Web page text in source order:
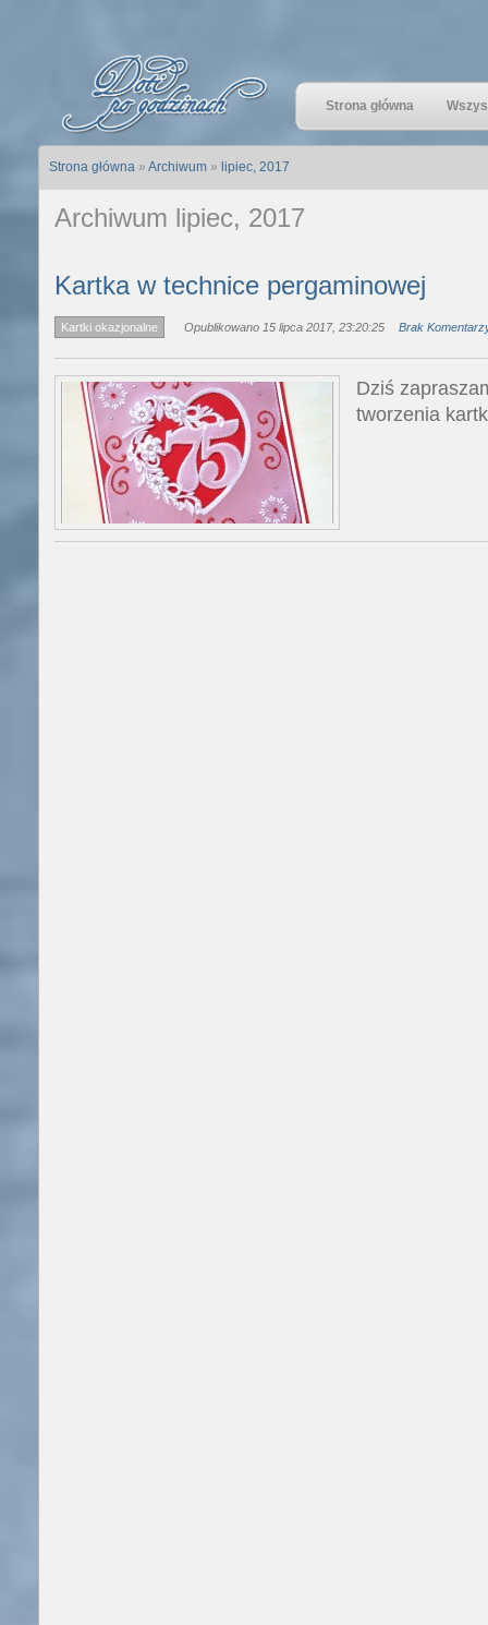
Strona główna
Strona główna» Archiwum» lipiec, 2017
Archiwum lipiec, 2017
Kartka w technice pergaminowej
Kartki okazjonalne Opublikowano 15 lipca 2017, 23:20:25 Brak
Dziś
tworzenia